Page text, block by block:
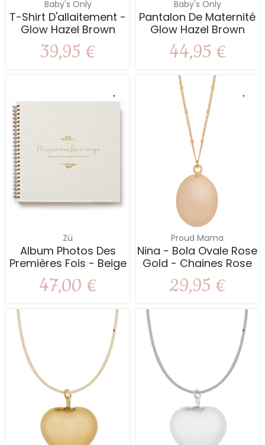
Baby's Only
T-Shirt D'allaitement -
Glow Hazel Brown
39,95 €
Baby's Only
Pantalon De Maternité
Glow Hazel Brown
44,95 €
Zü
Album Photos Des
Premières Fois - Beige
47,00 €
Proud Mama
Nina - Bola Ovale Rose
Gold - Chaines Rose
29,95 €